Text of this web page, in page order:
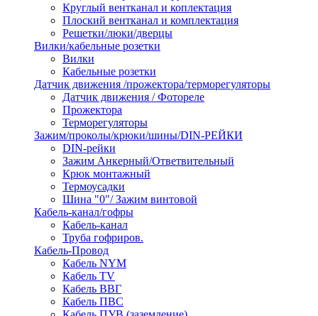
Круглый вентканал и коплектация
Плоский вентканал и комплектация
Решетки/люки/дверцы
Вилки/кабельные розетки
Вилки
Кабельные розетки
Датчик движения /прожектора/терморегуляторы
Датчик движения / Фотореле
Прожектора
Терморегуляторы
Зажим/проколы/крюки/шины/DIN-РЕЙКИ
DIN-рейки
Зажим Анкерный/Ответвительный
Крюк монтажный
Термоусадки
Шина "0"/ Зажим винтовой
Кабель-канал/гофры
Кабель-канал
Труба гофриров.
Кабель-Провод
Кабель NYM
Кабель TV
Кабель ВВГ
Кабель ПВС